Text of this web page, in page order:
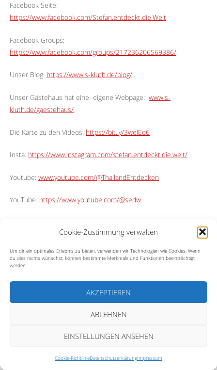
Cookie-Zustimmung verwalten
Um dir ein optimales Erlebnis zu bieten, verwenden wir Technologien wie Cookies. Wenn
du dies nichts wünschst, können bestimmte Merkmale und Funktionen beeinträchtigt
werden.
AKZEPTIEREN
ABLEHNEN
EINSTELLUNGEN ANSEHEN
Cookie-RichtlinieDatenschutzerklärungImpressum
Facebook Seite:
https://www.facebook.com/Stefan.entdeckt.die.Welt
Facebook Groups:
https://www.facebook.com/groups/217236206569386/
Unser Blog: https://www.s-kluth.de/blog/
Unser Gästehaus hat eine eigene Webpage: www.s-
kluth.de/gaestehaus/
Die Karte zu den Videos: https://bit.ly/3welEd6
Insta: https://www.instagram.com/stefan.entdeckt.die.welt/
Youtube: www.youtube.com/@ThailandEntdecken
YouTube: https://www.youtube.com/@sedw
Karte oder Apple Pay:
https://www.buymeacoffee.com/fk8cnpvfdjs
Music Pro, Artlist License
License Number – 357615